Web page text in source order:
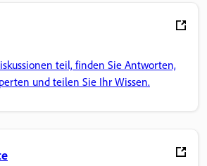
teil, finden Sie Antworten,
und teilen Sie Ihr Wissen.